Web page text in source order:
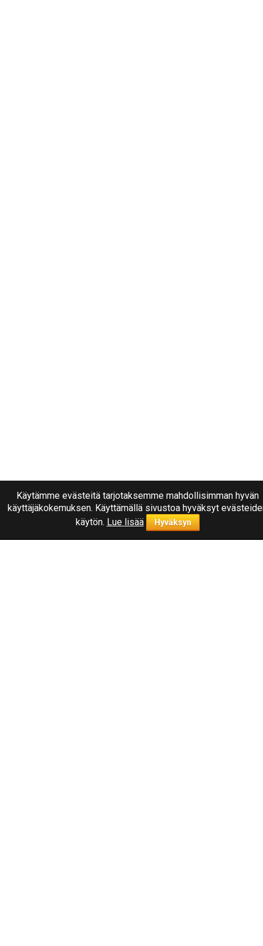
Käytämme evästeitä tarjotaksemme mahdollisimman hyvän
käyttäjäkokemuksen. Käyttämällä sivustoa hyväksyt
käytön. Lue lisää Hyväksyn